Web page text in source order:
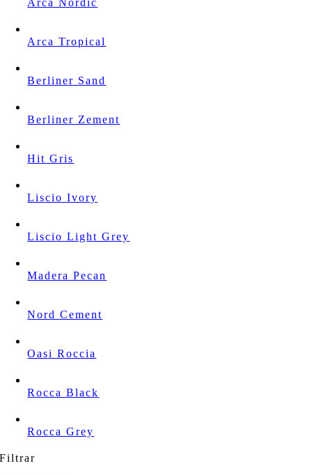
Arca Nordic
Arca Tropical
Berliner Sand
Berliner Zement
Hit Gris
Liscio Ivory
Liscio Light Grey
Madera Pecan
Nord Cement
Oasi Roccia
Rocca Black
Rocca Grey
Filtrar